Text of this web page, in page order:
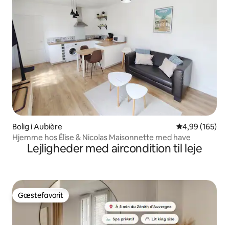
Bolig i Aubière 4,99 ud af 5 i
4,99 (165)
Hjemme hos Élise & Nicolas Maisonnette med have
Lejligheder med aircondition til leje
Gæstefavorit
Gæstefavorit